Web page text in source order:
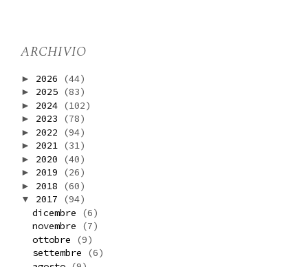
ARCHIVIO
► 2026 (44)
► 2025 (83)
► 2024 (102)
► 2023 (78)
► 2022 (94)
► 2021 (31)
► 2020 (40)
► 2019 (26)
► 2018 (60)
▼ 2017
(94)
dicembre
(6)
novembre
(7)
ottobre
(9)
settembre
(6)